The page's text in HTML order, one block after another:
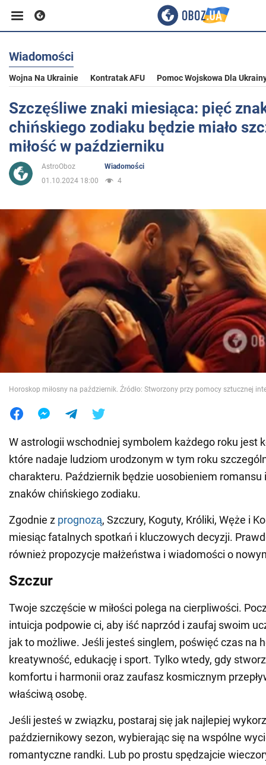
Biznes
Sport
Rozrywka
Życie
Polityka
Społeczeństwo
Wojna na Ukrainie
Jedzenie
Wiadomości
Wojna Na Ukrainie Kontratak AFU Pomoc Wojskowa Dla
Szczęśliwe znaki miesiąca: pięć
chińskiego zodiaku będzie miało
miłość w październiku
AstroOboz
Wiadomości
01.10.2024 18:00
4
Horoskop miłosny na październik. Źródło: Stworzony przy pomocy sztucznej
W astrologii wschodniej symbolem każdego roku jest
które nadaje ludziom urodzonym w tym roku
charakteru. Październik będzie uosobieniem romansu
znaków chińskiego zodiaku.
Zgodnie z prognozą, Szczury, Koguty, Króliki, Węże i
miesiąc fatalnych spotkań i kluczowych decyzji.
również propozycje małżeństwa i wiadomości o
Szczur
Twoje szczęście w miłości polega na cierpliwości.
intuicja podpowie ci, aby iść naprzód i zaufaj swoim
jak to możliwe. Jeśli jesteś singlem, poświęć czas na
kreatywność, edukację i sport. Tylko wtedy, gdy
komfortu i harmonii oraz zaufasz kosmicznym
właściwą osobę.
Jeśli jesteś w związku, postaraj się jak najlepiej
październikowy sezon, wybierając się na wspólne
romantyczne randki. Lub po prostu spędzajcie